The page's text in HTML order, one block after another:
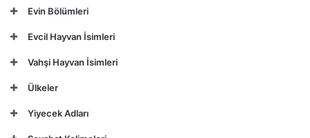
Evin Bölümleri
Evcil Hayvan İsimleri
Vahşi Hayvan İsimleri
Ülkeler
Yiyecek Adları